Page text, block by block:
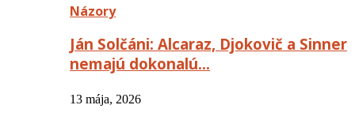
Názory
Ján Solčáni: Alcaraz, Djokovič a Sinner
nemajú dokonalú…
13 mája, 2026